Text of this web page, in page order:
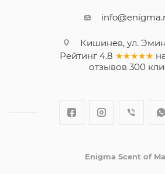
Кишинев, ул.
Рейтинг 4.8 ★★★★★
отзывов 300
Enigma Scent of